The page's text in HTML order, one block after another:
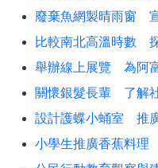
廢棄魚網製晴雨窗
比較南北高溫時數
舉辦線上展覽 為阿
關懷銀髮長輩 了解
設計護蝶小蛹室 推
小學生推廣香蕉料